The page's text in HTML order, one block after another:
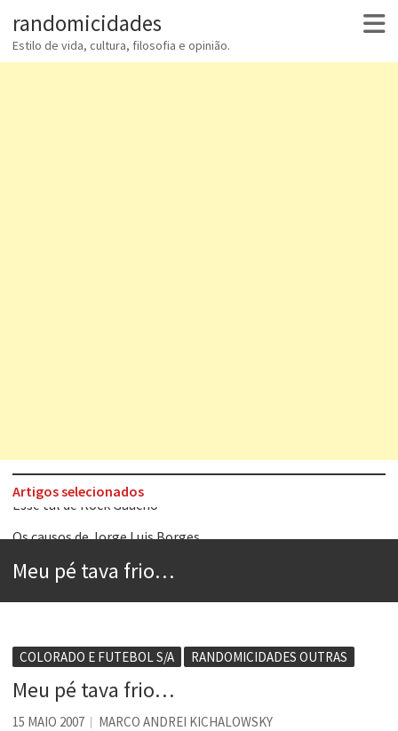
randomicidades
Estilo de vida, cultura, filosofia e opinião.
Artigos selecionados
Se queres salvar o mundo, o veganismo não é a resposta
A construção da urbanidade
Aprender a fracassar é o segredo do sucesso
Contardo Calligaris prega o “direito à tristeza”
Meu pé tava frio…
COLORADO E FUTEBOL S/A RANDOMICIDADES OUTRAS
Meu pé tava frio…
15 MAIO 2007 MARCO ANDREI KICHALOWSKY